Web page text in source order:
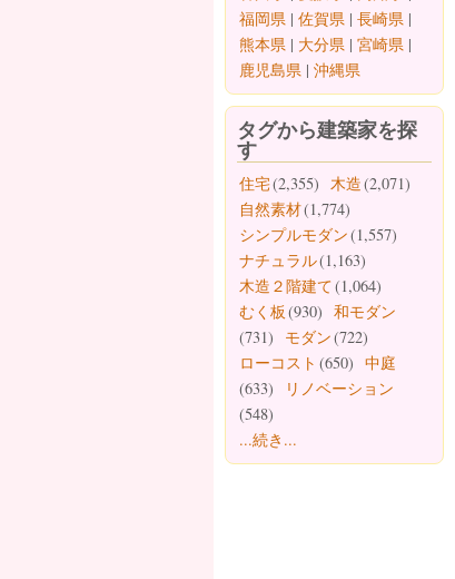
福岡県 | 佐賀県 | 長崎県 |
熊本県 | 大分県 | 宮崎県 |
鹿児島県 | 沖縄県
タグから建築家を探
す
住宅(2,355) 木造(2,071)
自然素材(1,774)
シンプルモダン(1,557)
ナチュラル(1,163)
木造２階建て(1,064)
むく板 (930) 和モダン
(731)
モダン(722)
ローコスト (650) 中庭
(633)
リノベーション
(548)
...続き...